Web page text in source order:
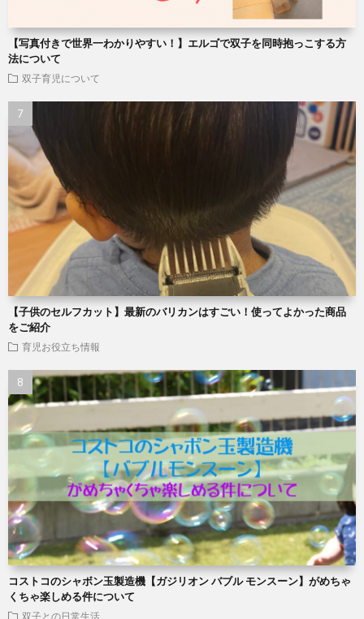
【写真付きで世界一わかりやすい！】エルゴで双子を同時抱っこする方
法について
双子育児について
【子供のセルフカット】最新のバリカンはすごい！使ってよかった商品
をご紹介
育児お役立ち情報
コストコのシャボン玉製造機【ガジリオン バブル モンスーン】がめちゃ
くちゃ楽しめる件について
双子との日常生活